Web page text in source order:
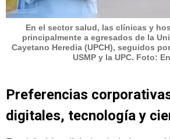
En el sector salud, las clínicas y
principalmente a egresados de la
Cayetano Heredia (UPCH), seguidos
USMP y la UPC. Foto:
Preferencias
digitales, tecnología y